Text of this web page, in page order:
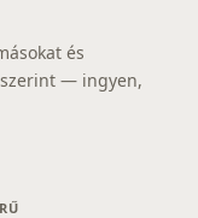
és
— ingyen,